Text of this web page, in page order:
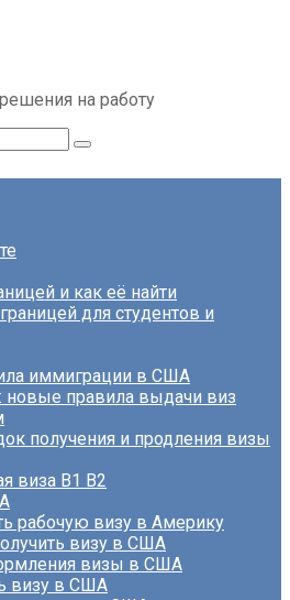
на работу
и как её найти
для студентов и
иммиграции в США
правила выдачи виз
получения и продления визы
виза B1 B2
рабочую визу в Америку
визу в США
визы в США
визу в США